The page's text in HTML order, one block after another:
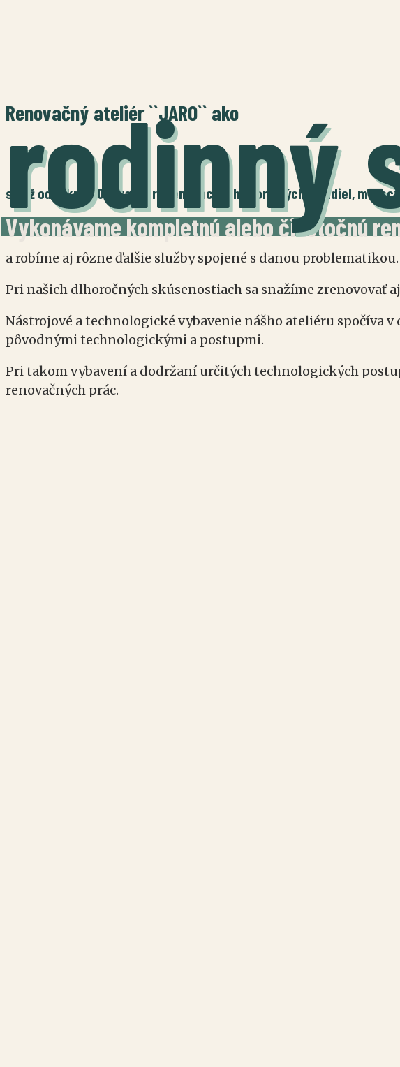
Renovačný ateliér ``JARO`` ako
rodinný
sa už od roku 2004, zaoberá renováciou historických vozidiel,
Vykonávame kompletnú alebo čiastočnú
a robíme aj rôzne ďalšie služby spojené s danou problematikou.
Pri našich dlhoročných skúsenostiach sa snažíme zrenovovať
Nástrojové a technologické vybavenie nášho ateliéru spočíva
pôvodnými technologickými a postupmi.
Pri takom vybavení a dodržaní určitých technologických
renovačných prác.